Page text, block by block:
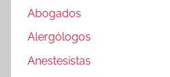
Abogados
Alergólogos
Anestesistas